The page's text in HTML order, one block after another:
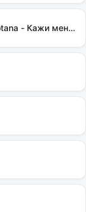
Hudak, 100Лиця, Chico & Qatoshi, Motana - Кажи мені правду